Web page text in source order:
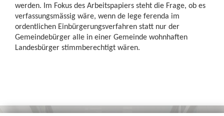
werden. Im Fokus des Arbeitspapiers steht die Frage, ob es
verfassungsmässig wäre, wenn de lege ferenda im
ordentlichen Einbürgerungsverfahren statt nur der
Gemeindebürger alle in einer Gemeinde wohnhaften
Landesbürger stimmberechtigt wären.